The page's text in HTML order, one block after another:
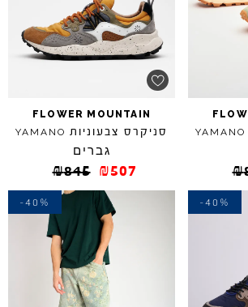
YAMANO
₪
FLOWER MOUNTAIN
סניקרס צבעוניות YAMANO
גברים
₪845 ₪507
-40%
-40%